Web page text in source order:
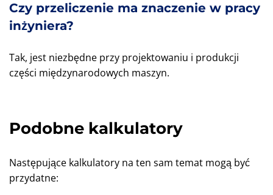
Czy przeliczenie ma znaczenie w pracy
inżyniera?
Tak, jest niezbędne przy projektowaniu i produkcji
części międzynarodowych maszyn.
Podobne kalkulatory
Następujące kalkulatory na ten sam temat mogą być
przydatne: